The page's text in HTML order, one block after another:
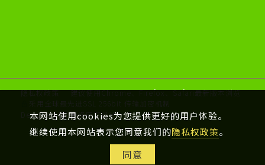
本网站使用cookies为您提供更好的用户体验。
继续使用本网站表示您同意我们的隐私权政策。
同意
隐私权政策
建议使用Chrome、Firefox、Safari最新版本浏览
采用全球最先进SSL 256bit 传输加密机制
Designed by 米洛网页设计